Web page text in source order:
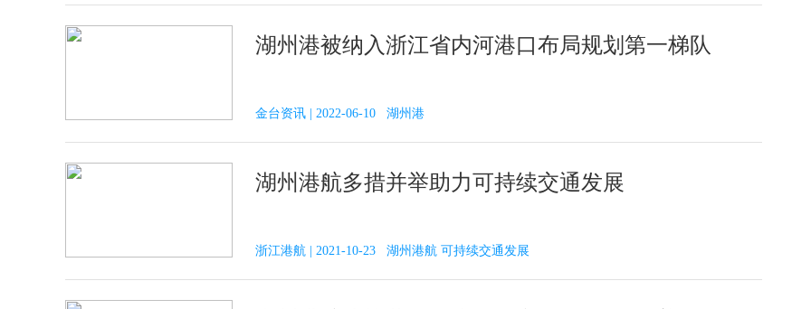
湖州港被纳入浙江省内河港口布局规划第一梯队
金台资讯 | 2022-06-10 湖州港
湖州港航多措并举助力可持续交通发展
浙江港航 | 2021-10-23 湖州港航 可持续交通发展